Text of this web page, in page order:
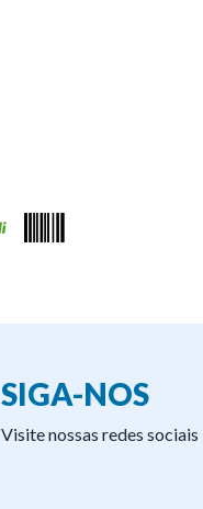
SIGA-NOS
Visite nossas redes sociais